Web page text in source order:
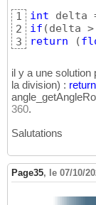
1
2
3
int
if (delta >
return
(
il y a une
la division) : return
360.
Salutations
Page35, le 07/10/